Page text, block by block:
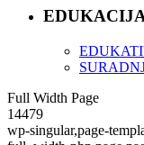
Full Width Page
14479
wp-singular,page-